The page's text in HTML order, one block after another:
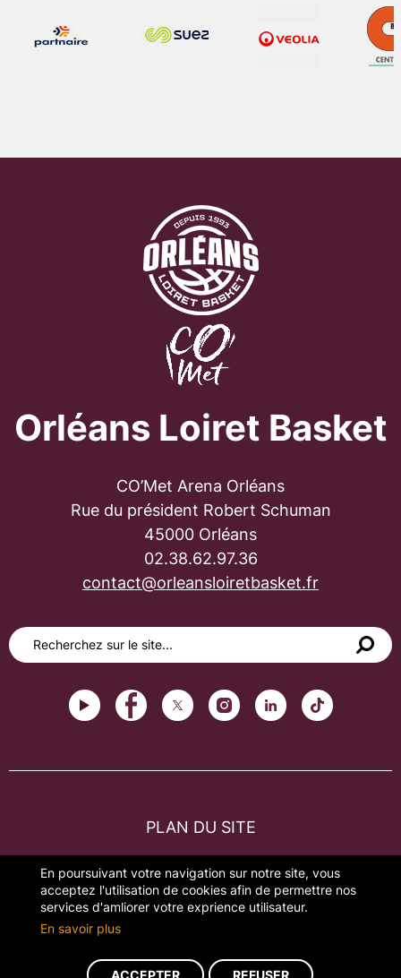
En poursuivant votre navigation sur notre site, vous
acceptez l'utilisation de cookies afin de permettre nos
services d'amliorer votre exprience utilisateur.
En savoir plus
ACCEPTER REFUSER
Orléans Loiret Basket
CO’Met Arena Orléans
Rue du président Robert Schuman
45000 Orléans
02.38.62.97.36
contact@orleansloiretbasket.fr
PLAN DU SITE
MENTIONS LÉGALES
GESTION DES COOKIES